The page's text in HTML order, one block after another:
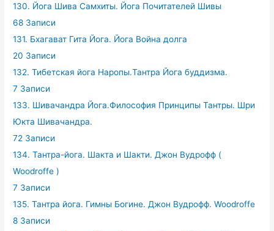
130. Йога Шива Самхиты. Йога Почитателей Шивы
68 Записи
131. Бхагават Гита Йога. Йога Война долга
20 Записи
132. Тибетская йога Наропы.Тантра Йога буддизма.
7 Записи
133. Шивачандра Йога.Философия Принципы Тантры. Шри
Юкта Шивачандра.
72 Записи
134. Тантра-йога. Шакта и Шакти. Джон Вудрофф (
Woodroffe )
7 Записи
135. Тантра йога. Гимны Богине. Джон Вудрофф. Woodroffe
8 Записи